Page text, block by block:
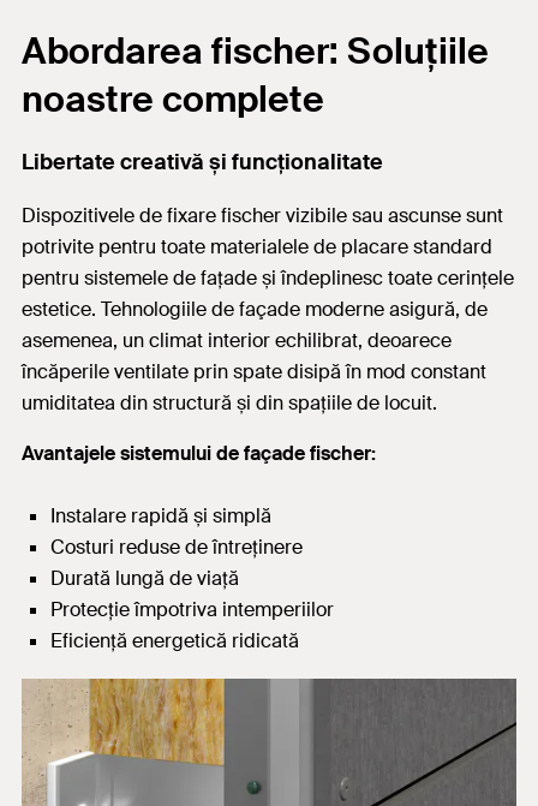
Abordarea fischer: Soluțiile
noastre complete
Libertate creativă și funcționalitate
Dispozitivele de fixare fischer vizibile sau ascunse sunt
potrivite pentru toate materialele de placare standard
pentru sistemele de fațade și îndeplinesc toate cerințele
estetice. Tehnologiile de façade moderne asigură, de
asemenea, un climat interior echilibrat, deoarece
încăperile ventilate prin spate disipă în mod constant
umiditatea din structură și din spațiile de locuit.
Avantajele sistemului de façade fischer:
Instalare rapidă și simplă
Costuri reduse de întreținere
Durată lungă de viață
Protecție împotriva intemperiilor
Eficiență energetică ridicată